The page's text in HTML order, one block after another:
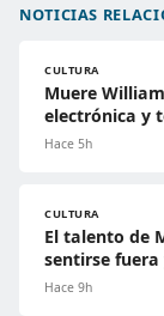
NOTICIAS
CULTURA
Muere
electrónica y
Hace 5h
CULTURA
El talento de
sentirse
Hace 9h